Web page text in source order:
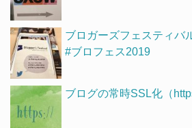
ブロガーズフェスティバ
#ブロフェス2019
ブログの常時SSL化（